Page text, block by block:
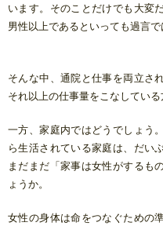
います。そのことだけでも大変
男性以上であるといっても過言で
そんな中、通院と仕事を両立さ
それ以上の仕事量をこなしている
一方、家庭内ではどうでしょう
ら生活されている家庭は、だい
まだまだ「家事は女性がするも
ょうか。
女性の身体は命をつなぐための